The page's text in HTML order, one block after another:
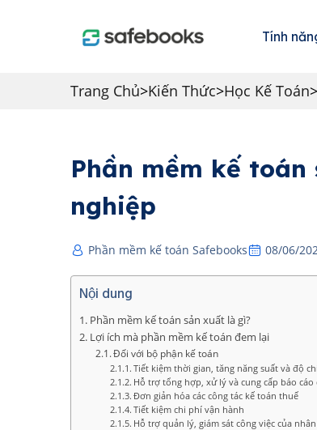
Tính
Trang Chủ>Kiến Thức>Học Kế Toán>
Phần mềm kế
nghiệp
Phần mềm kế toán Safebooks 08/06/
Nội dung
Phần mềm kế toán sản xuất là gì?
Lợi ích mà phần mềm kế toán đem lại
Đối với bộ phận kế toán
Tiết kiệm thời gian, tăng năng suất và độ
Hỗ trợ tổng hợp, xử lý và cung cấp báo
Đơn giản hóa các công tác kế toán thuế
Tiết kiệm chi phí vận hành
Hỗ trợ quản lý, giám sát công việc của